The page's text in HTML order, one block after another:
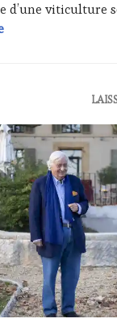
d’une viticulture
CASTING :